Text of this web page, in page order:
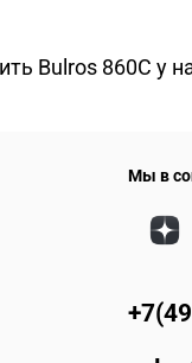
Bulros 860C у
Мы в